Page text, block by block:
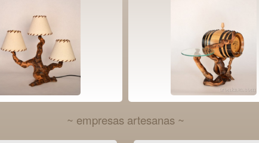
~ empresas artesanas ~